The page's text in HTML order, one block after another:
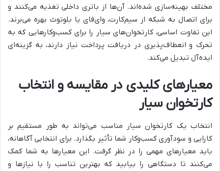
مختلف بهینه‌سازی شده‌اند. آن‌ها از باتری داخلی تغذیه می‌کنند و
برای اتصال به شبکه از سیم‌کارت، وای‌فای یا بلوتوث بهره می‌برند.
این تفاوت اساسی، کارتخوان‌های سیار را برای کسب‌وکارهایی که به
تحرک و انعطاف‌پذیری در دریافت پرداخت نیاز دارند، به گزینه‌ای
ایده‌آل تبدیل می‌کند.
معیارهای کلیدی در مقایسه و انتخاب
کارتخوان سیار
انتخاب یک کارتخوان سیار مناسب می‌تواند به طور مستقیم بر
کارایی و سودآوری کسب‌وکار شما تأثیر بگذارد. برای انتخابی آگاهانه،
باید معیارهای مهمی را در نظر گرفت. این معیارها به شما کمک
می‌کنند تا دستگاهی را بیابید که بهترین تناسب را با نیازها و